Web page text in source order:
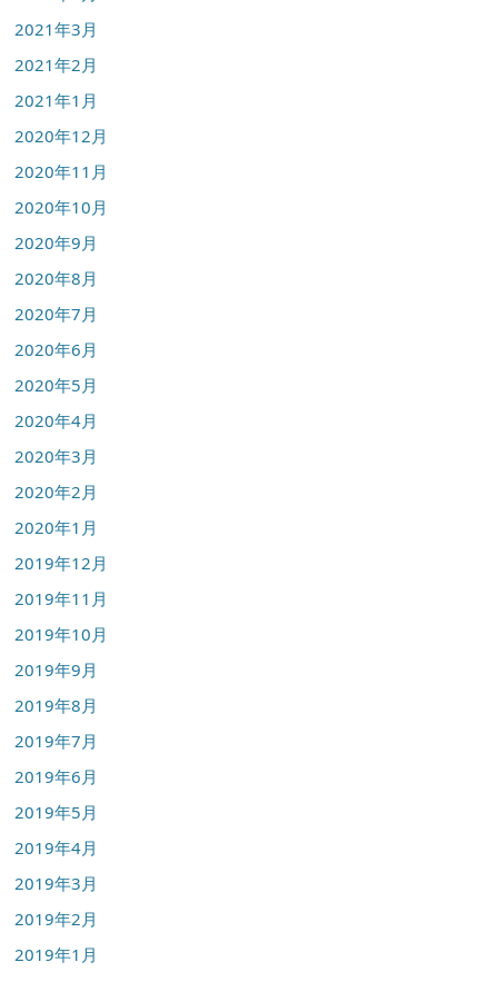
2021年3月
2021年2月
2021年1月
2020年12月
2020年11月
2020年10月
2020年9月
2020年8月
2020年7月
2020年6月
2020年5月
2020年4月
2020年3月
2020年2月
2020年1月
2019年12月
2019年11月
2019年10月
2019年9月
2019年8月
2019年7月
2019年6月
2019年5月
2019年4月
2019年3月
2019年2月
2019年1月